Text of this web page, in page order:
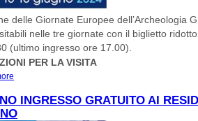
delle Giornate Europee dell’Archeologia
nelle tre giornate con il biglietto
(ultimo ingresso ore 17.00).
PER LA VISITA
INGRESSO GRATUITO AI